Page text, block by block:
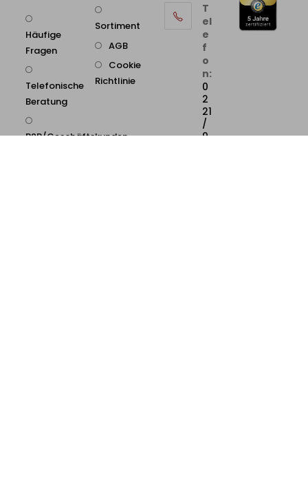
Häufige
Fragen
Telefonische
Beratung
B2B/Geschäftskunden
Sortiment
AGB
Cookie
Richtlinie
T
el
e
f
o
n:
0
2
21
/
9